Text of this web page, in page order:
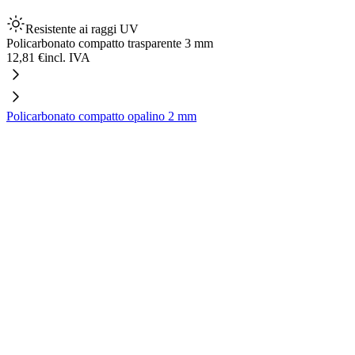
Resistente ai raggi UV
Policarbonato compatto trasparente 3 mm
12,81 €incl. IVA
Policarbonato compatto opalino 2 mm